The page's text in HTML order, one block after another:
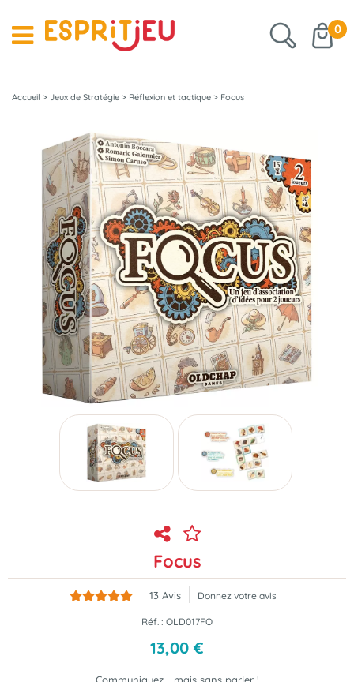
0
Accueil > Jeux de Stratégie > Réflexion et tactique > Focus
Focus
13 Avis Donnez votre avis
Réf. : OLD017FO
13,00 €